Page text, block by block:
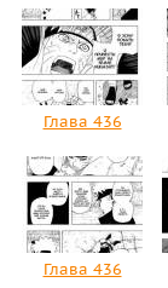
Глава 436
Глава 436